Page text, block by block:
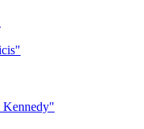
Kennedy"